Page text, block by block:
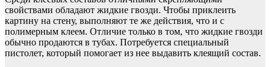
свойствами обладают жидкие гвозди. Чтобы приклеить
картину на стену, выполняют те же действия, что и с
полимерным клеем. Отличие только в том, что жидкие гвозди
обычно продаются в тубах. Потребуется специальный
пистолет, который помогает из нее выдавить клеящий состав.